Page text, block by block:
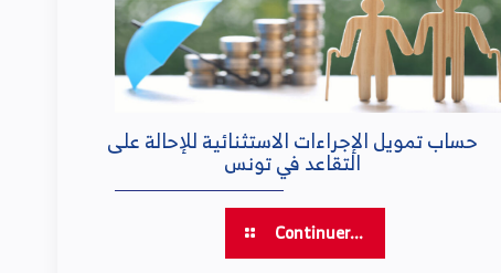
حساب تمويل الإجراءات الاستثنائية للإحالة على
التقاعد في تونس
Continuer...